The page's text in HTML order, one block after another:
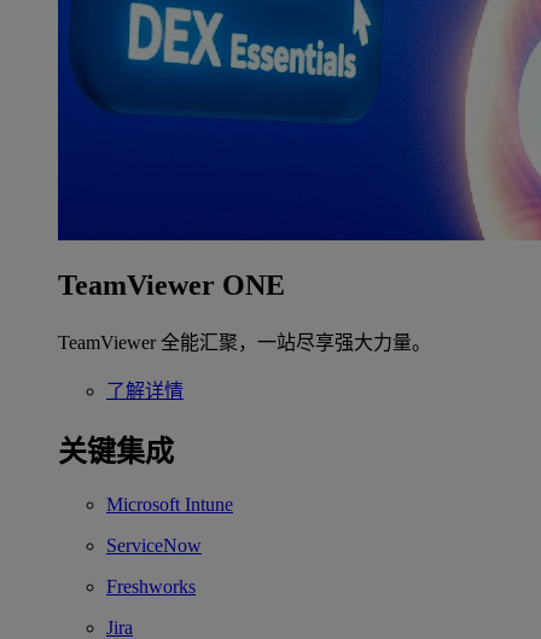
TeamViewer ONE
TeamViewer 全能汇聚，一站尽享强大力量。
了解详情
关键集成
Microsoft Intune
ServiceNow
Freshworks
Jira